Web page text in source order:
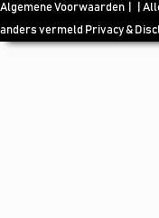
Algemene Voorwaarden | |
anders vermeld Privacy &